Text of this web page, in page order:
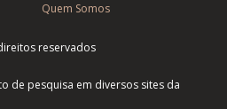
Quem Somos
reservados
de pesquisa em diversos sites da